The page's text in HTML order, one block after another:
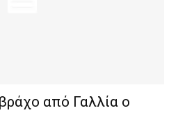
από Γαλλία ο